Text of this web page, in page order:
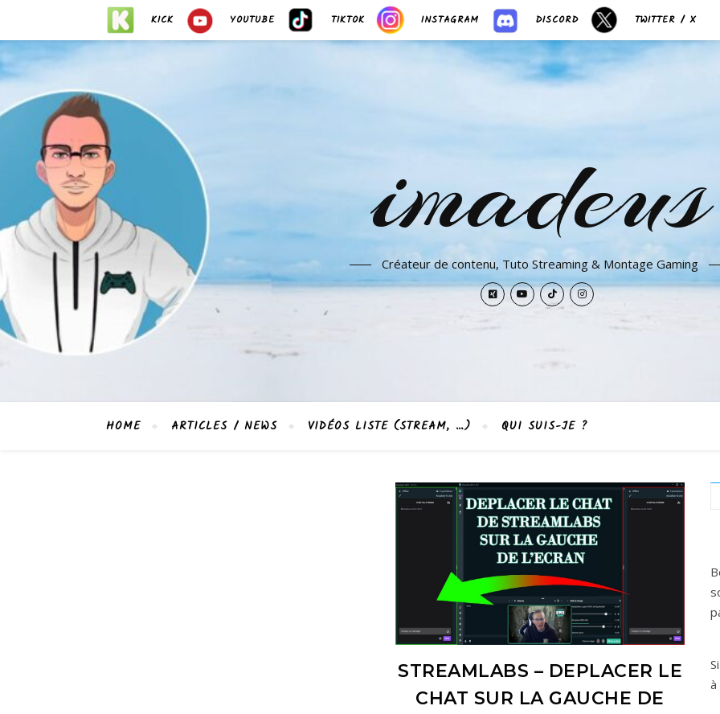
KICK YOUTUBE TIKTOK INSTAGRAM DISCORD TWITTER / X
imadeus
Créateur de contenu, Tuto Streaming & Montage Gaming
HOME ARTICLES / NEWS VIDÉOS LISTE (STREAM, …) QUI SUIS-JE ?
STREAMLABS – DEPLACER LE
CHAT SUR LA GAUCHE DE
à